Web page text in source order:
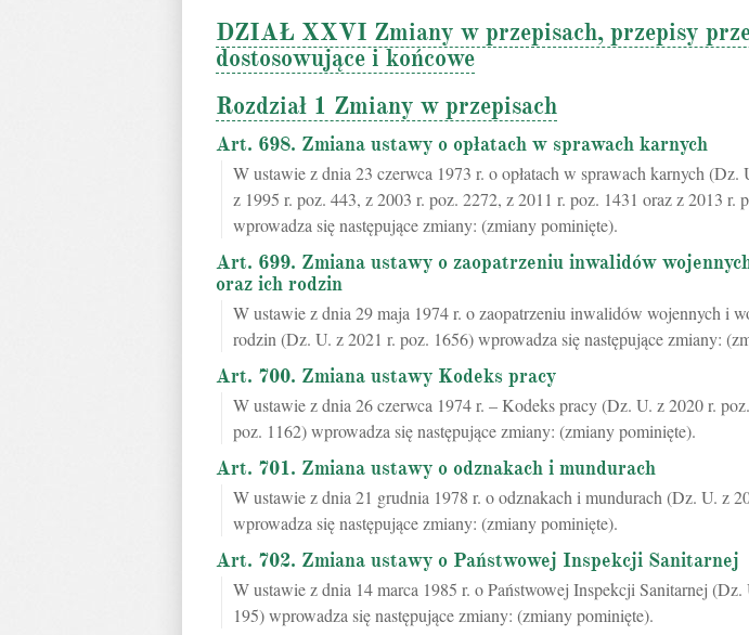
DZIAŁ XXVI Zmiany w przepisach, przepisy
dostosowujące i końcowe
Rozdział 1 Zmiany w przepisach
Art. 698. Zmiana ustawy o opłatach w sprawach karnych
W ustawie z dnia 23 czerwca 1973 r. o opłatach w sprawach karnych (Dz.
z 1995 r. poz. 443, z 2003 r. poz. 2272, z 2011 r. poz. 1431 oraz z 2013 r.
wprowadza się następujące zmiany: (zmiany pominięte).
Art. 699. Zmiana ustawy o zaopatrzeniu inwalidów
oraz ich rodzin
W ustawie z dnia 29 maja 1974 r. o zaopatrzeniu inwalidów wojennych i
rodzin (Dz. U. z 2021 r. poz. 1656) wprowadza się następujące zmiany:
Art. 700. Zmiana ustawy Kodeks pracy
W ustawie z dnia 26 czerwca 1974 r. – Kodeks pracy (Dz. U. z 2020 r.
poz. 1162) wprowadza się następujące zmiany: (zmiany pominięte).
Art. 701. Zmiana ustawy o odznakach i mundurach
W ustawie z dnia 21 grudnia 1978 r. o odznakach i mundurach (Dz. U. z
wprowadza się następujące zmiany: (zmiany pominięte).
Art. 702. Zmiana ustawy o Państwowej Inspekcji Sanitarnej
W ustawie z dnia 14 marca 1985 r. o Państwowej Inspekcji Sanitarnej (Dz.
195) wprowadza się następujące zmiany: (zmiany pominięte).